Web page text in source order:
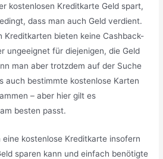
kostenlosen Kreditkarte Geld spart,
dass man auch Geld verdient.
Kreditkarten bieten keine Cashback-
ungeeignet für diejenigen, die Geld
man aber trotzdem auf der Suche
auch bestimmte kostenlose Karten
– aber hier gilt es
besten passt.
kostenlose Kreditkarte insofern
sparen kann und einfach benötigte